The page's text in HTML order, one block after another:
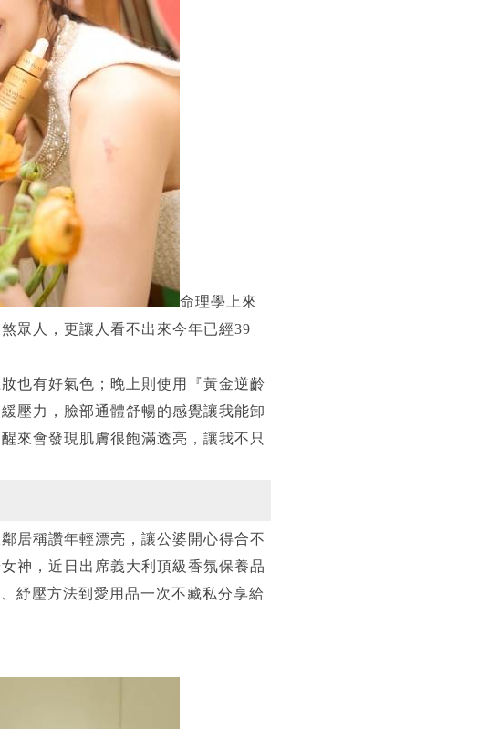
命理學上來
眾人，更讓人看不出來今年已經39
也有好氣色；晚上則使用『黃金逆齡
壓力，臉部通體舒暢的感覺讓我能卸
來會發現肌膚很飽滿透亮，讓我不只
居稱讚年輕漂亮，讓公婆開心得合不
神，近日出席義大利頂級香氛保養品
紓壓方法到愛用品一次不藏私分享給